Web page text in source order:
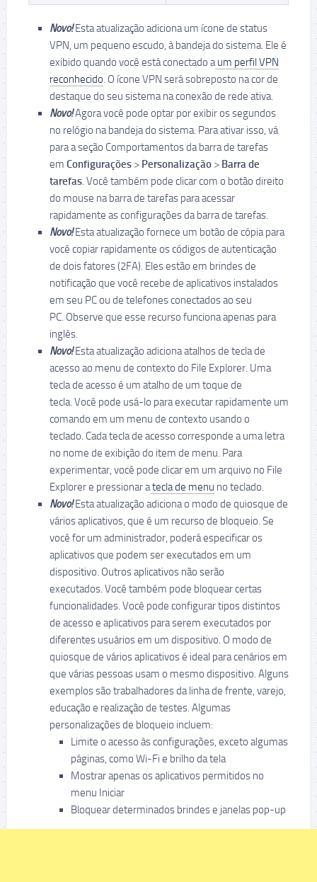
Novo!Esta atualização adiciona um ícone de status
VPN, um pequeno escudo, à bandeja do sistema. Ele é
exibido quando você está conectado aum perfil VPN
reconhecido. O ícone VPN será sobreposto na cor de
destaque do seu sistema na conexão de rede ativa.
Novo!Agora você pode optar por exibir os segundos
no relógio na bandeja do sistema. Para ativar isso, vá
para a seção Comportamentos da barra de tarefas
em Configurações > Personalização > Barra de
tarefas. Você também pode clicar com o botão direito
do mouse na barra de tarefas para acessar
rapidamente as configurações da barra de tarefas.
Novo!Esta atualização fornece um botão de cópia para
você copiar rapidamente os códigos de autenticação
de dois fatores (2FA). Eles estão em brindes de
notificação que você recebe de aplicativos instalados
em seu PC ou de telefones conectados ao seu
PC. Observe que esse recurso funciona apenas para
inglês.
Novo!Esta atualização adiciona atalhos de tecla de
acesso ao menu de contexto do File Explorer. Uma
tecla de acesso é um atalho de um toque de
tecla. Você pode usá-lo para executar rapidamente um
comando em um menu de contexto usando o
teclado. Cada tecla de acesso corresponde a uma letra
no nome de exibição do item de menu. Para
experimentar, você pode clicar em um arquivo no File
Explorer e pressionar atecla de menu no teclado.
Novo!Esta atualização adiciona o modo de quiosque de
vários aplicativos, que é um recurso de bloqueio. Se
você for um administrador, poderá especificar os
aplicativos que podem ser executados em um
dispositivo. Outros aplicativos não serão
executados. Você também pode bloquear certas
funcionalidades. Você pode configurar tipos distintos
de acesso e aplicativos para serem executados por
diferentes usuários em um dispositivo. O modo de
quiosque de vários aplicativos é ideal para cenários em
que várias pessoas usam o mesmo dispositivo. Alguns
exemplos são trabalhadores da linha de frente, varejo,
educação e realização de testes. Algumas
personalizações de bloqueio incluem:
Limite o acesso às configurações, exceto algumas
páginas, como Wi-Fi e brilho da tela
Mostrar apenas os aplicativos permitidos no
menu Iniciar
Bloquear determinados brindes e janelas pop-up